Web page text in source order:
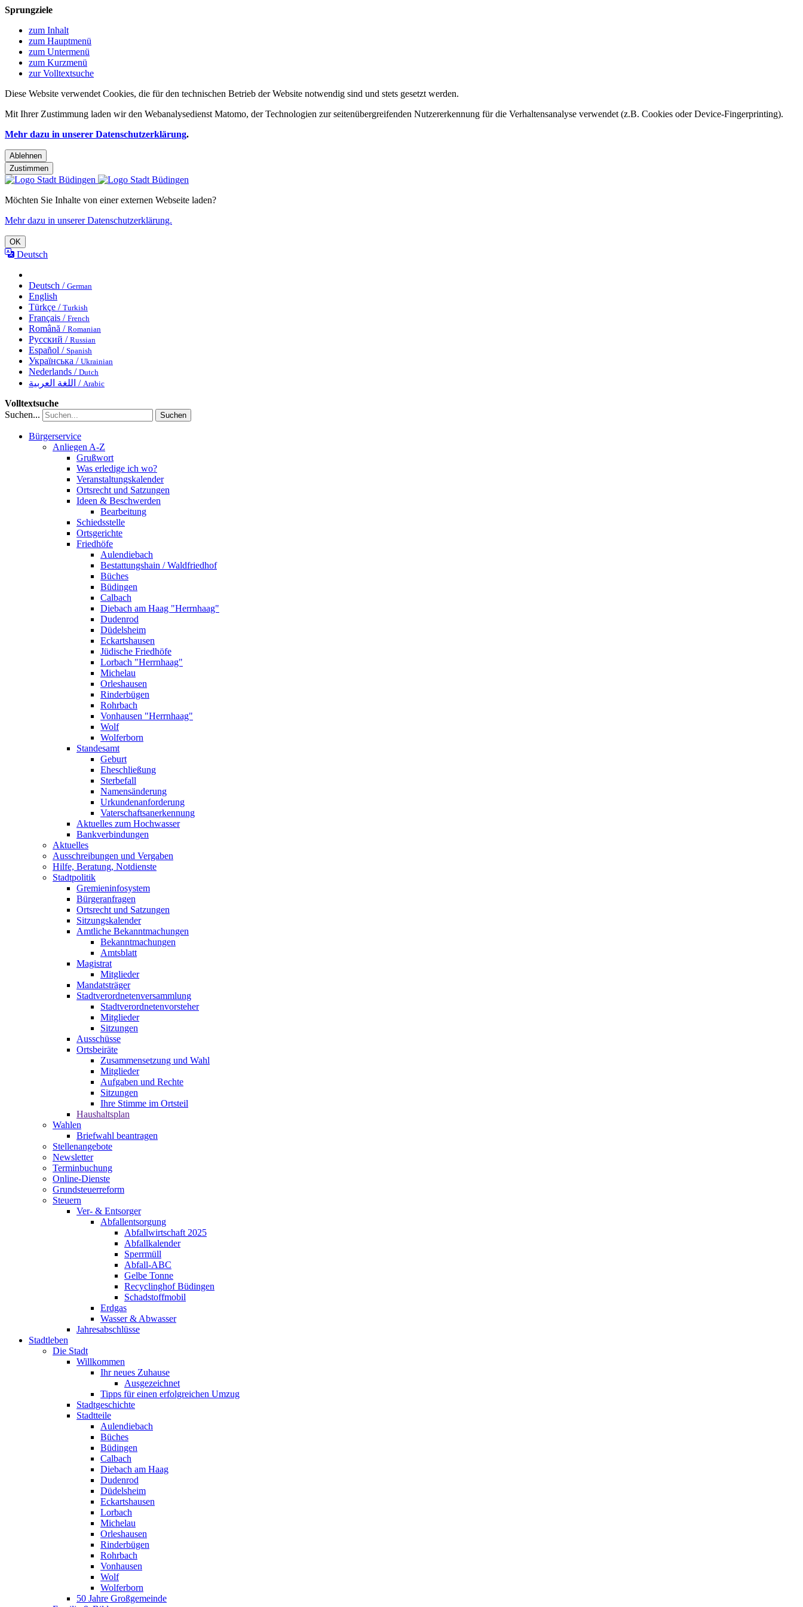
Sprungziele
zum Inhalt
zum Hauptmenü
zum Untermenü
zum Kurzmenü
zur Volltextsuche
Diese Website verwendet Cookies, die für den technischen Betrieb der Website notwendig sind und stets gesetzt werden.
Mit Ihrer Zustimmung laden wir den Webanalysedienst Matomo, der Technologien zur seitenübergreifenden Nutzererkennung für die Verhaltensanalyse verwendet (z.B. Cookies oder Device-Fingerprinting).
Mehr dazu in unserer Datenschutzerklärung.
Ablehnen
Zustimmen
Möchten Sie Inhalte von einer externen Webseite laden?
Mehr dazu in unserer Datenschutzerklärung.
OK
Deutsch
Deutsch / German
English
Türkçe / Turkish
Français / French
Română / Romanian
Русский / Russian
Español / Spanish
Українська / Ukrainian
Nederlands / Dutch
اللغة العربية / Arabic
Volltextsuche
Suchen...
Suchen
Bürgerservice
Anliegen A-Z
Grußwort
Was erledige ich wo?
Veranstaltungskalender
Ortsrecht und Satzungen
Ideen & Beschwerden
Bearbeitung
Schiedsstelle
Ortsgerichte
Friedhöfe
Aulendiebach
Bestattungshain / Waldfriedhof
Büches
Büdingen
Calbach
Diebach am Haag "Herrnhaag"
Dudenrod
Düdelsheim
Eckartshausen
Jüdische Friedhöfe
Lorbach "Herrnhaag"
Michelau
Orleshausen
Rinderbügen
Rohrbach
Vonhausen "Herrnhaag"
Wolf
Wolferborn
Standesamt
Geburt
Eheschließung
Sterbefall
Namensänderung
Urkundenanforderung
Vaterschaftsanerkennung
Aktuelles zum Hochwasser
Bankverbindungen
Aktuelles
Ausschreibungen und Vergaben
Hilfe, Beratung, Notdienste
Stadtpolitik
Gremieninfosystem
Bürgeranfragen
Ortsrecht und Satzungen
Sitzungskalender
Amtliche Bekanntmachungen
Bekanntmachungen
Amtsblatt
Magistrat
Mitglieder
Mandatsträger
Stadtverordnetenversammlung
Stadtverordnetenvorsteher
Mitglieder
Sitzungen
Ausschüsse
Ortsbeiräte
Zusammensetzung und Wahl
Mitglieder
Aufgaben und Rechte
Sitzungen
Ihre Stimme im Ortsteil
Haushaltsplan
Wahlen
Briefwahl beantragen
Stellenangebote
Newsletter
Terminbuchung
Online-Dienste
Grundsteuerreform
Steuern
Ver- & Entsorger
Abfallentsorgung
Abfallwirtschaft 2025
Abfallkalender
Sperrmüll
Abfall-ABC
Gelbe Tonne
Recyclinghof Büdingen
Schadstoffmobil
Erdgas
Wasser & Abwasser
Jahresabschlüsse
Stadtleben
Die Stadt
Willkommen
Ihr neues Zuhause
Ausgezeichnet
Tipps für einen erfolgreichen Umzug
Stadtgeschichte
Stadtteile
Aulendiebach
Büches
Büdingen
Calbach
Diebach am Haag
Dudenrod
Düdelsheim
Eckartshausen
Lorbach
Michelau
Orleshausen
Rinderbügen
Rohrbach
Vonhausen
Wolf
Wolferborn
50 Jahre Großgemeinde